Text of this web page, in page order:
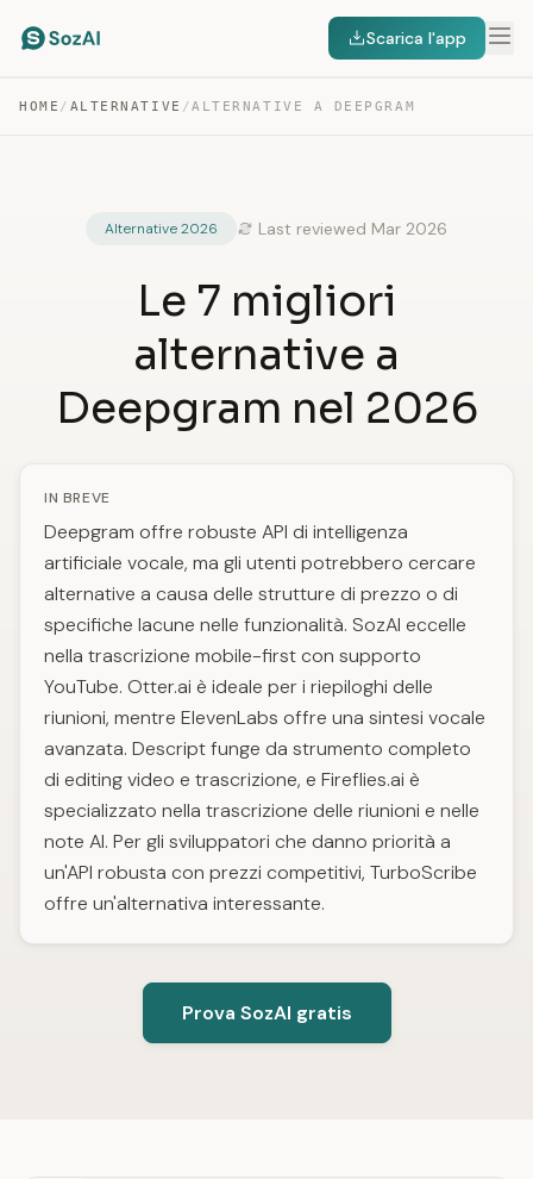
Scarica l'app
HOME / ALTERNATIVE /ALTERNATIVE A DEEPGRAM
Alternative 2026 Last reviewed Mar 2026
Le 7 migliori
alternative a
Deepgram nel 2026
IN BREVE
Deepgram offre robuste API di intelligenza
artificiale vocale, ma gli utenti potrebbero cercare
alternative a causa delle strutture di prezzo o di
specifiche lacune nelle funzionalità. SozAI eccelle
nella trascrizione mobile-first con supporto
YouTube. Otter.ai è ideale per i riepiloghi delle
riunioni, mentre ElevenLabs offre una sintesi vocale
avanzata. Descript funge da strumento completo
di editing video e trascrizione, e Fireflies.ai è
specializzato nella trascrizione delle riunioni e nelle
note AI. Per gli sviluppatori che danno priorità a
un'API robusta con prezzi competitivi, TurboScribe
offre un'alternativa interessante.
Prova SozAI gratis